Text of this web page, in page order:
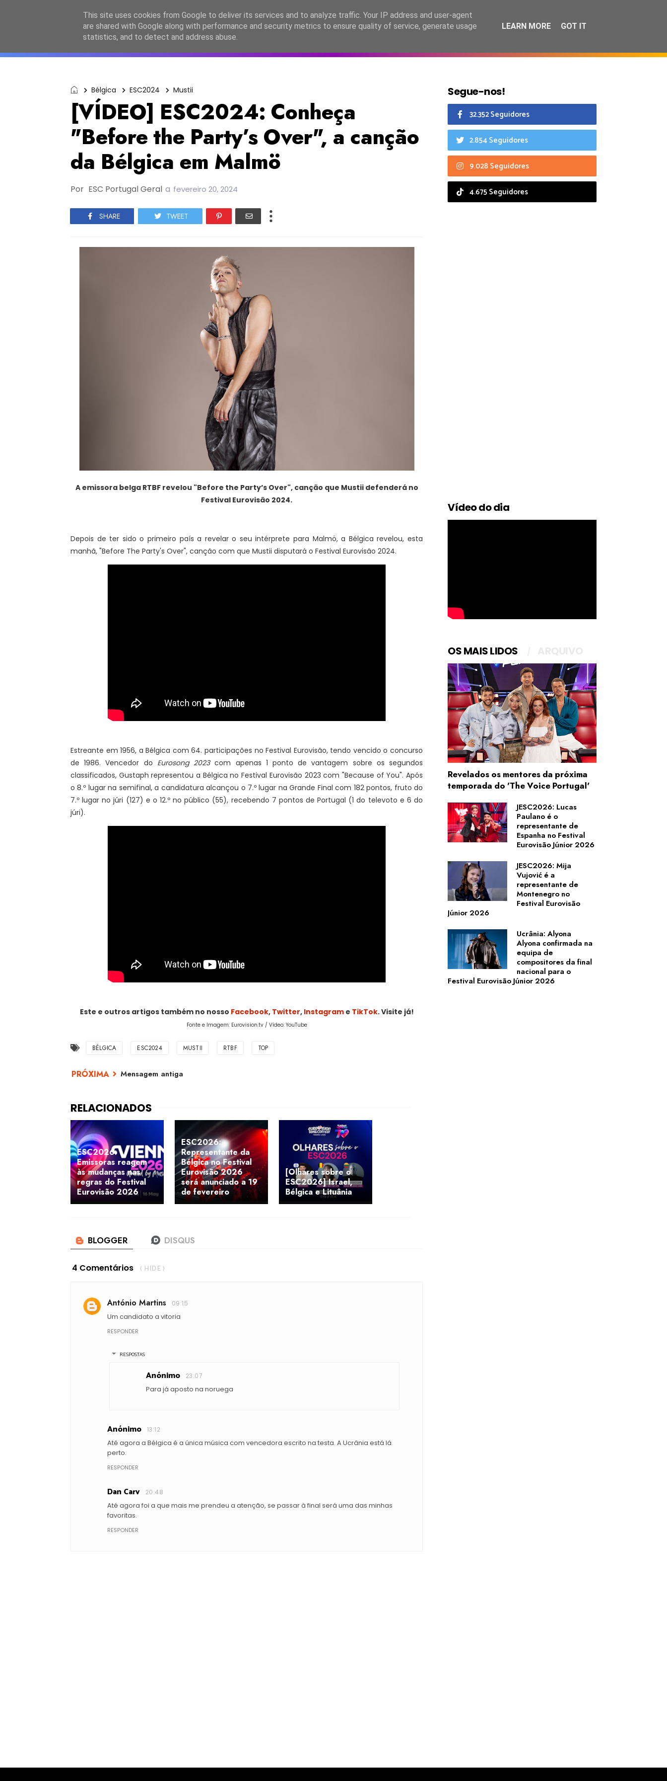
ESC2027 JESC2026 FC2026 EASC2026 PORTUGAL LANÇAMENTOS ESPECIAIS CALENDÁRIO
Bélgica ESC2024 Mustii
[VÍDEO] ESC2024: Conheça
"Before the Party’s Over", a canção
da Bélgica em Malmö
Por ESC Portugal Geral a fevereiro 20, 2024
SHARE TWEET
A emissora belga RTBF revelou "Before the Party’s Over", canção que Mustii defenderá no
Festival Eurovisão 2024.
Depois de ter sido o primeiro país a revelar o seu intérprete para Malmö, a Bélgica revelou, esta
manhã, "Before The Party's Over", canção com que Mustii disputará o Festival Eurovisão 2024.
Estreante em 1956, a Bélgica com 64. participações no Festival Eurovisão, tendo vencido o concurso
de 1986. Vencedor do Eurosong 2023com apenas 1 ponto de vantagem sobre os segundos
classificados, Gustaph representou a Bélgica no Festival Eurovisão 2023 com "Because of You". Após
o 8.º lugar na semifinal, a candidatura alcançou o 7.º lugar na Grande Final com 182 pontos, fruto do
7.º lugar no júri (127) e o 12.º no público (55), recebendo 7 pontos de Portugal (1 do televoto e 6 do
júri).
Este e outros artigos também no nosso Facebook, Twitter, Instagrame TikTok. Visite já!
Fonte e Imagem: Eurovision.tv / Vídeo: YouTube
BÉLGICA ESC2024 MUSTII RTBF TOP
Mensagem antiga
ESC2026:
Emissoras reagem
às mudanças nas
regras do Festival
Eurovisão 2026
ESC2026:
Representante da
Bélgica no Festival
Eurovisão 2026
será anunciado a 19
de fevereiro
[Olhares sobre o
ESC2026] Israel,
Bélgica e Lituânia
4 Comentários ( HIDE )
António Martins 09:15
Um candidato a vitoria
RESPONDER
RESPOSTAS
Anónimo 23:07
Para já aposto na noruega
Anónimo 13:12
Até agora a Bélgica é a única música com vencedora escrito na testa. A Ucrânia está lá
perto.
RESPONDER
Dan Carv 20:48
Até agora foi a que mais me prendeu a atenção, se passar à final será uma das minhas
favoritas.
RESPONDER
Segue-nos!
32.352 Seguidores
2.854 Seguidores
9.028 Seguidores
4.675 Seguidores
Vídeo do dia
OS MAIS LIDOS
Revelados os mentores da próxima
temporada do 'The Voice Portugal'
JESC2026: Lucas
Paulano é o
representante de
Espanha no Festival
Eurovisão Júnior 2026
JESC2026: Mija
Vujović é a
representante de
Montenegro no
Festival Eurovisão
Júnior 2026
Ucrânia: Alyona
Alyona confirmada na
equipa de
compositores da final
nacional para o
Festival Eurovisão Júnior 2026
This site uses cookies from Google to deliver its services and to analyze traffic. Your IP address and user-agent
are shared with Google along with performance and security metrics to ensure quality of service, generate usage
statistics, and to detect and address abuse.
LEARN MORE GOT IT